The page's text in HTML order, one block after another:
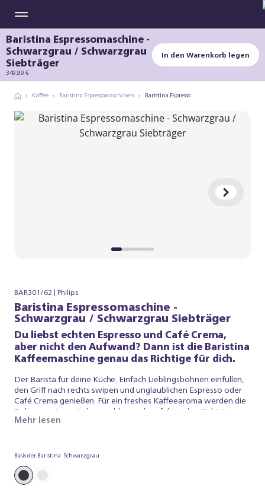
Baristina Espressomaschine -
Schwarzgrau / Schwarzgrau
Siebträger
349,99 €
In den Warenkorb legen
Kaffee Baristina Espressomaschinen Baristina Espresso
BAR301/62 | Philips
Baristina Espressomaschine -
Schwarzgrau / Schwarzgrau Siebträger
Du liebst echten Espresso und Café Crema,
aber nicht den Aufwand? Dann ist die Baristina
Kaffeemaschine genau das Richtige für dich.
Der Barista für deine Küche. Einfach Lieblingsbohnen einfüllen,
den Griff nach rechts swipen und unglaublichen Espresso oder
Café Crema genießen. Für ein freshes Kaffeearoma werden die
Bohnen automatisch gemahlen und perfekt in den Siebträger
getampert. Mit Druck auf Profiniveau entsteht ein Kaffee, der
genießen kannst. Worauf wartest du? Einfach Siebträger
swipen und echten Espresso genießen.
Mehr lesen
Basis der Baristina Schwarzgrau